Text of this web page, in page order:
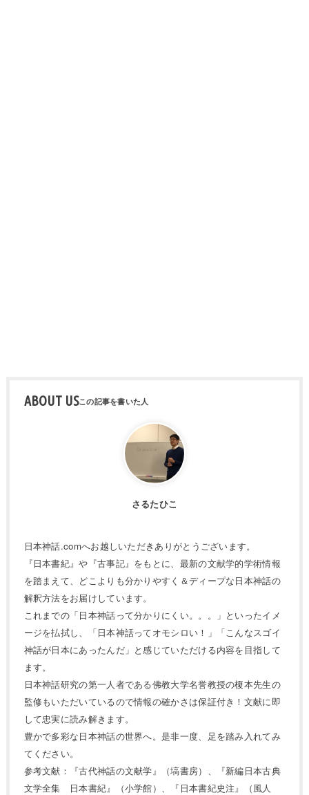
ABOUT US
さるたひこ
日本神話.comへお越しいただきありがとうございます。
『日本書紀』や『古事記』をもとに、最新の文献学的学術情報
を踏まえて、どこよりも分かりやすく＆ディープな日本神話の
解釈方法をお届けしています。
これまでの「日本神話って分かりにくい。。。」といったイメ
ージを払拭し、「日本神話ってオモシロい！」「こんなスゴイ
神話が日本にあったんだ」と感じていただける内容を目指して
ます。
日本神話研究の第一人者である佛教大学名誉教授の榎本先生の
監修もいただいているので情報の確かさは保証付き！文献に即
して忠実に読み解きます。
豊かで多彩な日本神話の世界へ。是非一度、足を踏み入れてみ
てください。
参考文献：『古代神話の文献学』（塙書房）、『新編日本古典
文学全集 日本書紀』（小学館）、『日本書紀史注』（風人